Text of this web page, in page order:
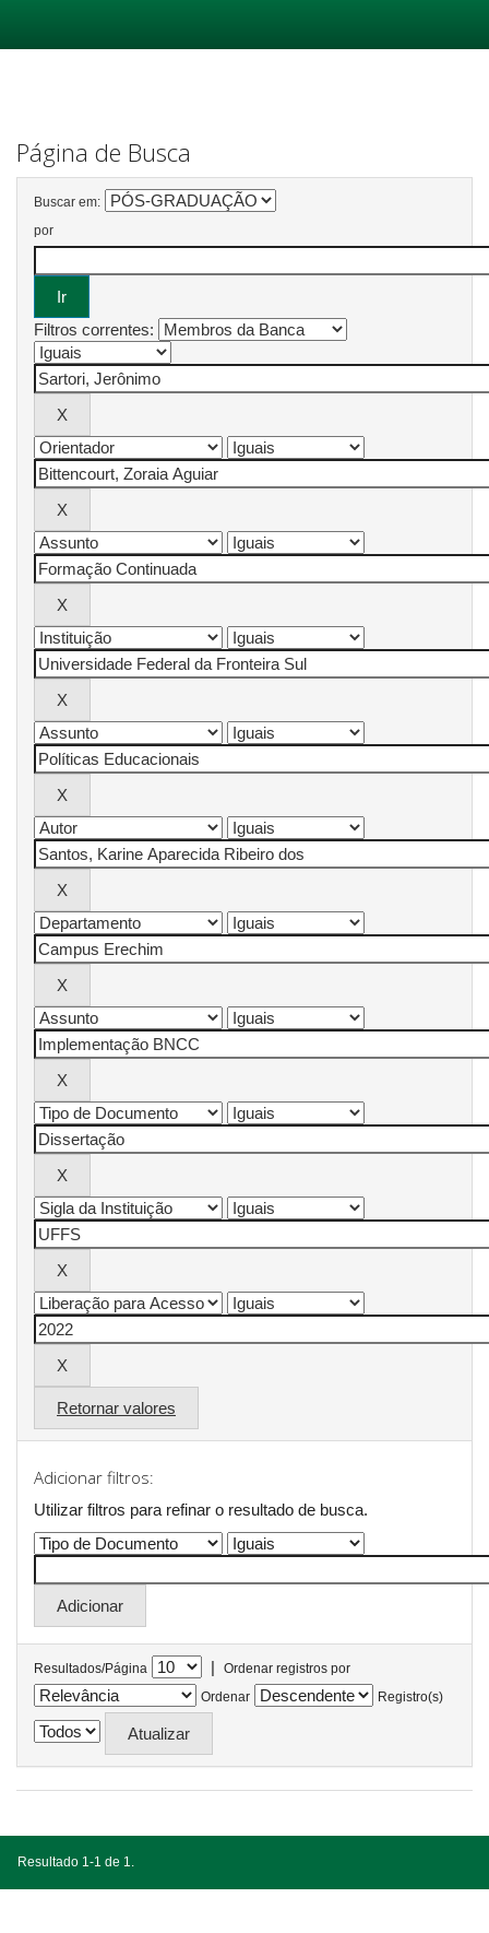
Página de Busca
Buscar em:
por
Filtros correntes:
Retornar valores
Adicionar filtros:
Utilizar filtros para refinar o resultado de busca.
Resultados/Página |
Ordenar registros por
Ordenar
Registro(s)
Resultado 1-1 de 1.